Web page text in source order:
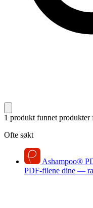
1 produkt funnet produkter
Ofte søkt
Ashampoo®
PDF-filene dine —